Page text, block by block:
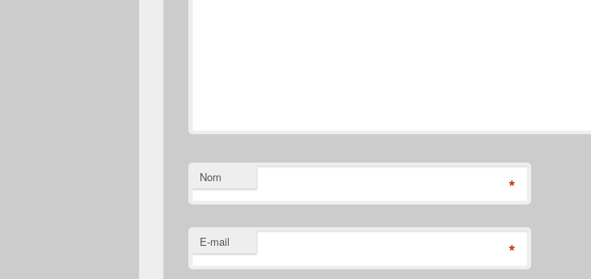
Nom *
E-mail *